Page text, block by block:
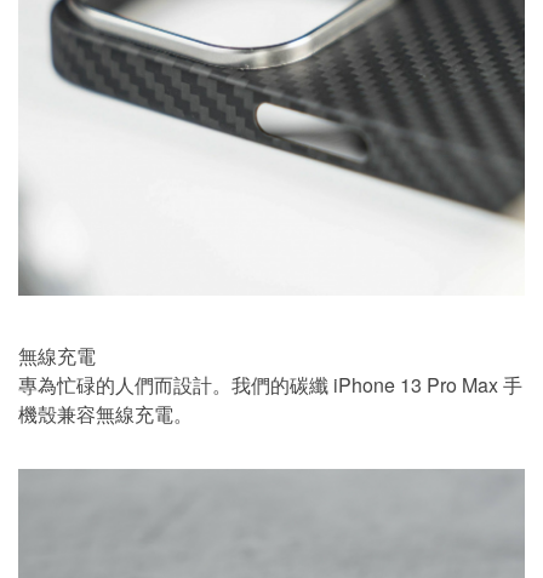
無線充電
專為忙碌的人們而設計。我們的碳纖 iPhone 13 Pro Max 手
機殼兼容無線充電。